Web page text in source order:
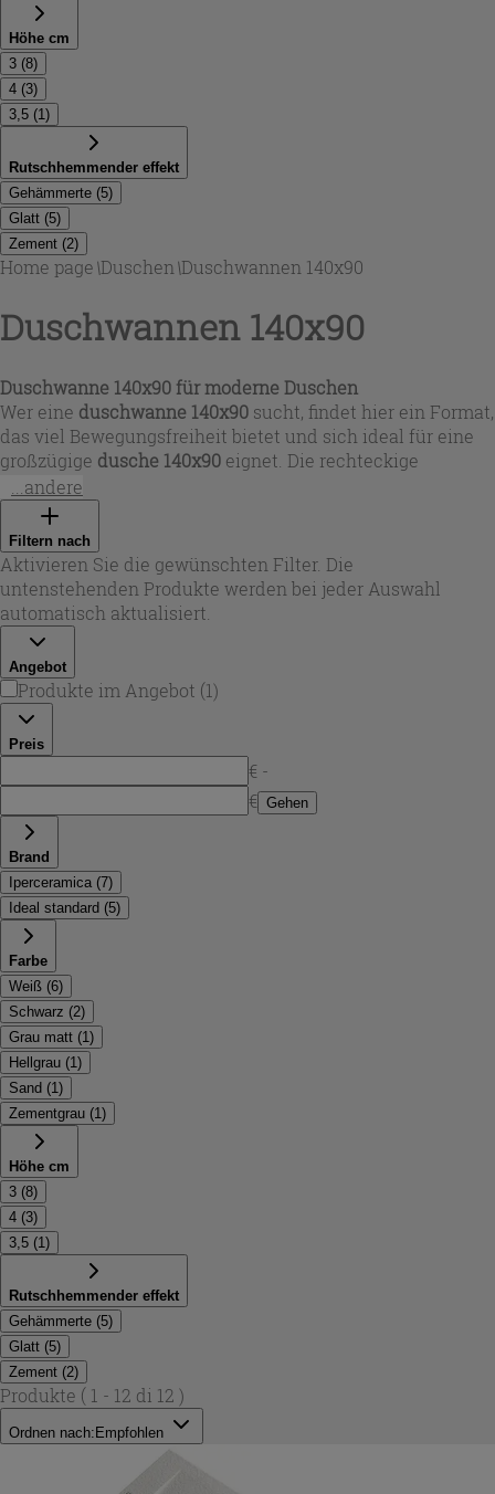
Höhe cm
3 (8)
4 (3)
3,5 (1)
Rutschhemmender effekt
Gehämmerte (5)
Glatt (5)
Zement (2)
Home page\Duschen \Duschwannen 140x90
Duschwannen 140x90
Duschwanne 140x90 für moderne Duschen
Wer eine duschwanne 140x90 sucht, findet hier ein Format,
das viel Bewegungsfreiheit bietet und sich ideal für eine
großzügige dusche 140x90 eignet. Die rechteckige
duschwanne 140 x 90
in Renovierungen und wirkt durch die klaren Linien
besonders zeitgemäß. In der Auswahl stehen verschiedene
Oberflächen und Farbwelten – von klassischem Weiß über
Hellgrau und Zementgrau bis hin zu Sandtönen und
Schwarz – damit sich Ihre
duschwanne 140
Badkonzept einfügt. Bei Iperceramica wählen Sie gezielt
...andere
Filtern nach
Aktivieren Sie die gewünschten Filter. Die
untenstehenden Produkte werden bei jeder Auswahl
automatisch aktualisiert.
Angebot
Produkte im Angebot (1)
Preis
€ -
€ Gehen
Brand
Iperceramica (7)
Ideal standard (5)
Farbe
Weiß (6)
Schwarz (2)
Grau matt (1 )
Hellgrau (1 )
Sand (1 )
Zementgrau (1 )
Höhe cm
3 (8)
4 (3)
3,5 (1 )
Rutschhemmender effekt
Gehämmerte (5)
Glatt (5)
Zement (2)
Produkte ( 1 - 12 di 12 )
Ordnen nach: Empfohlen